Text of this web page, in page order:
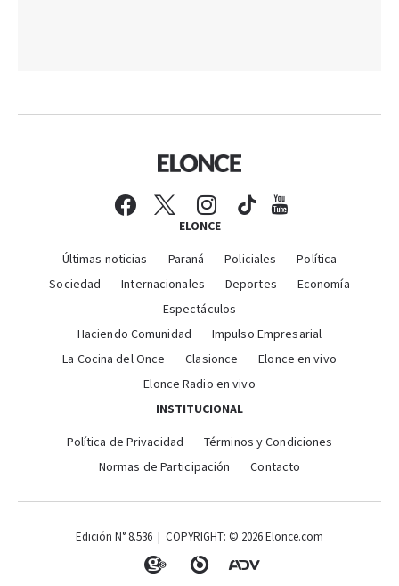
ELONCE
Últimas noticias Paraná Policiales
Política
Sociedad
Internacionales Deportes
Economía
Espectáculos
Haciendo Comunidad
Impulso Empresarial
La Cocina del Once
Clasionce
Elonce en vivo
Elonce Radio en vivo
INSTITUCIONAL
Política de Privacidad
Términos y Condiciones
Normas de Participación
Contacto
Edición N° 8.536 | COPYRIGHT: © 2026 Elonce.com